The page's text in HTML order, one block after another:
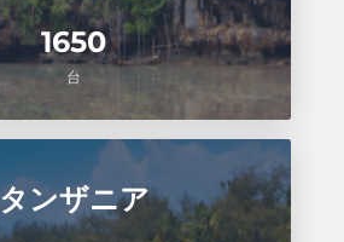
1650
台
タンザニア